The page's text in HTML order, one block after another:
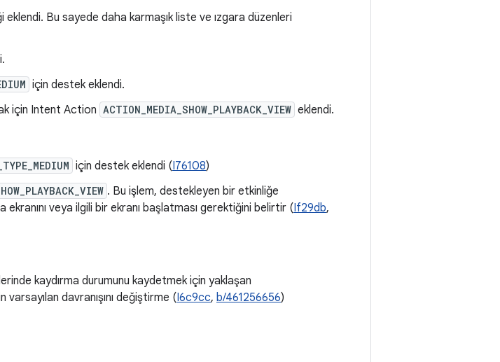
Bu sayede daha karmaşık liste ve ızgara düzenleri
için destek eklendi.
için Intent Action ACTION_MEDIA_SHOW_PLAYBACK_VIEW eklendi.
için destek eklendi (I76108)
. Bu işlem, destekleyen bir etkinliğe
veya ilgili bir ekranı başlatması gerektiğini belirtir (If29db,
kaydırma durumunu kaydetmek için yaklaşan
varsayılan davranışını değiştirme (I6c9cc, b/461256656)